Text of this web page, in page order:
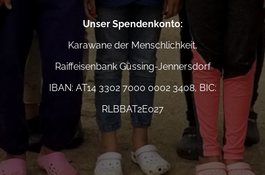
Unser Spendenkonto:
Karawane der Menschlichkeit,
Raiffeisenbank Güssing-Jennersdorf
IBAN: AT14 3302 7000 0002 3408, BIC:
RLBBAT2E027